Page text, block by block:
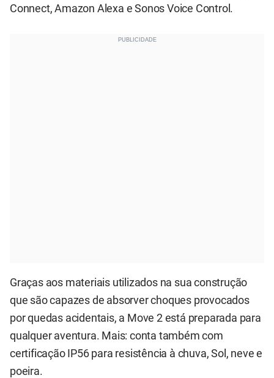
Connect, Amazon Alexa e Sonos Voice Control.
Graças aos materiais utilizados na sua construção
que são capazes de absorver choques provocados
por quedas acidentais, a Move 2 está preparada para
qualquer aventura. Mais: conta também com
certificação IP56 para resistência à chuva, Sol, neve e
poeira.